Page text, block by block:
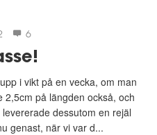
6
i vikt på en vecka, om man
på längden också, och
dessutom en rejäl
genast, när vi var d...